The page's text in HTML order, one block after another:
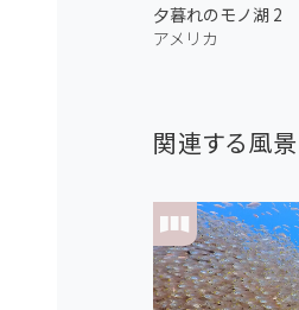
夕暮れのモノ湖 2
アメリカ
関連する風景